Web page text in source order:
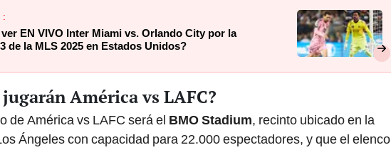
:
EN VIVO Inter Miami vs. Orlando City por la
de la MLS 2025 en Estados Unidos?
América vs LAFC?
de América vs LAFC será el BMO Stadium, recinto ubicado en la
Ángeles con capacidad para 22.000 espectadores, y que el elenco